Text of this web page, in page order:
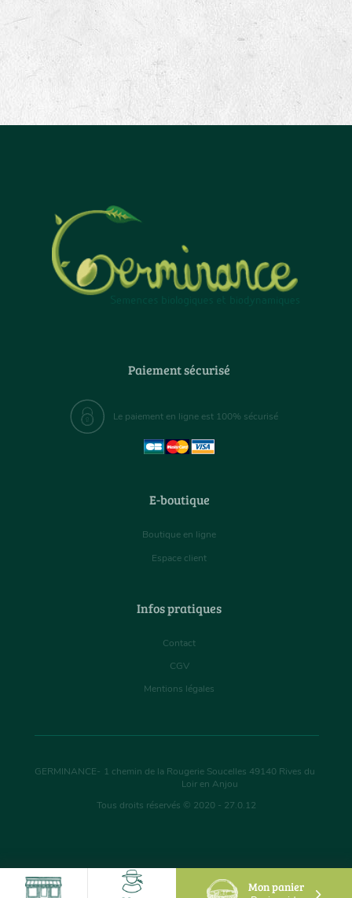
Mon panier
Paiement sécurisé
Le paiement en ligne est 100% sécurisé
E-boutique
Boutique en ligne
Espace client
Infos pratiques
Contact
CGV
Mentions légales
GERMINANCE- 1 chemin de la Rougerie Soucelles 49140 Rives du
Loir en Anjou
Tous droits réservés © 2020 - 27.0.12